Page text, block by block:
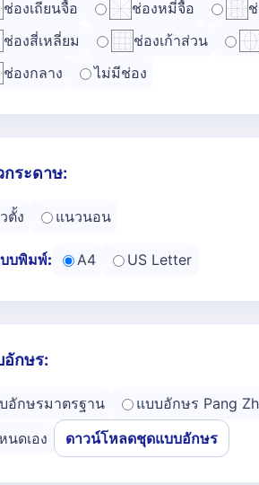
ช่องเถียนจื้อ ช่องหมี่จื้อ
ช่องสี่เหลี่ยม
ช่องเก้าส่วน
ช่องกลาง
ไม่มีช่อง
กระดาษ:
ตั้ง แนวนอน
บพิมพ์: A4 US Letter
อักษร:
อักษรมาตรฐาน แบบอักษร Pang
นดเอง
ดาวน์โหลดชุดแบบอักษร